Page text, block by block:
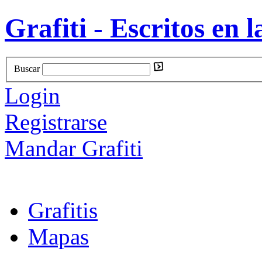
Grafiti - Escritos en
Buscar
Login
Registrarse
Mandar Grafiti
Grafitis
Mapas